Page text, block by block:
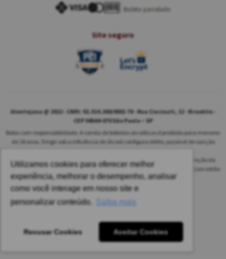
Utilizamos cookies para oferecer melhor
experiência, melhorar o desempenho, analisar
como você interage em nosso site e
personalizar conteúdo.
Saiba mais
Recusar Cookies Aceitar Cookies
Boleto parcelado
Site seguro
Alentejana @ 2022 - CNPJ: 02.314.269/0001-78 - Rua Cincinati, 12 - Brooklin -
CEP 04564-070 São Paulo – SP
Beba com responsabilidade. A venda de bebidas alcoólicas é proibida para menores
de 18 anos. Dirigir sob a influência de álcool configura delito, passível de sanção
As safras dos vinhos poderão ser diferentes das informadas no site em função da
disponibilidade do nosso estoque. Alteração de preços e condições comerciais estão
sujeitas a alteração sem aviso prévio.
Pedido mínimo: R$ 1.650,00 para todas as regiões.
Imagens meramente ilustrativas.